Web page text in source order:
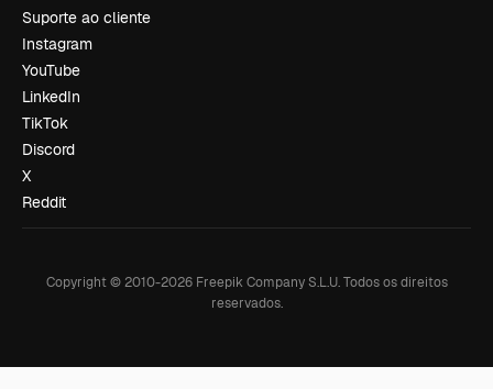
Suporte ao cliente
Instagram
YouTube
LinkedIn
TikTok
Discord
X
Reddit
Copyright © 2010-2026Freepik Company S.L.U. Todos os direitos
reservados.